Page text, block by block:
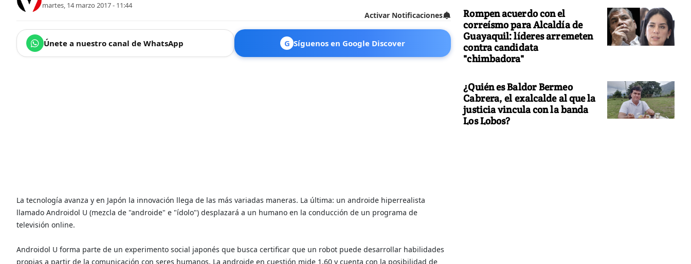
martes, 14 marzo 2017 - 11:44
Activar Notificaciones
Únete a nuestro canal de WhatsApp G Síguenos en Google Discover
La tecnología avanza y en Japón la innovación llega de las más variadas maneras. La última: un androide hiperrealista
llamado Androidol U (mezcla de "androide" e "ídolo") desplazará a un humano en la conducción de un programa de
televisión online.
Androidol U forma parte de un experimento social japonés que busca certificar que un robot puede desarrollar habilidades
propias a partir de la comunicación con seres humanos. La androide en cuestión mide 1,60 y cuenta con la posibilidad de
Rompen acuerdo con el
correísmo para Alcaldía de
Guayaquil: líderes arremeten
contra candidata
"chimbadora"
¿Quién es Baldor Bermeo
Cabrera, el exalcalde al que la
justicia vincula con la banda
Los Lobos?